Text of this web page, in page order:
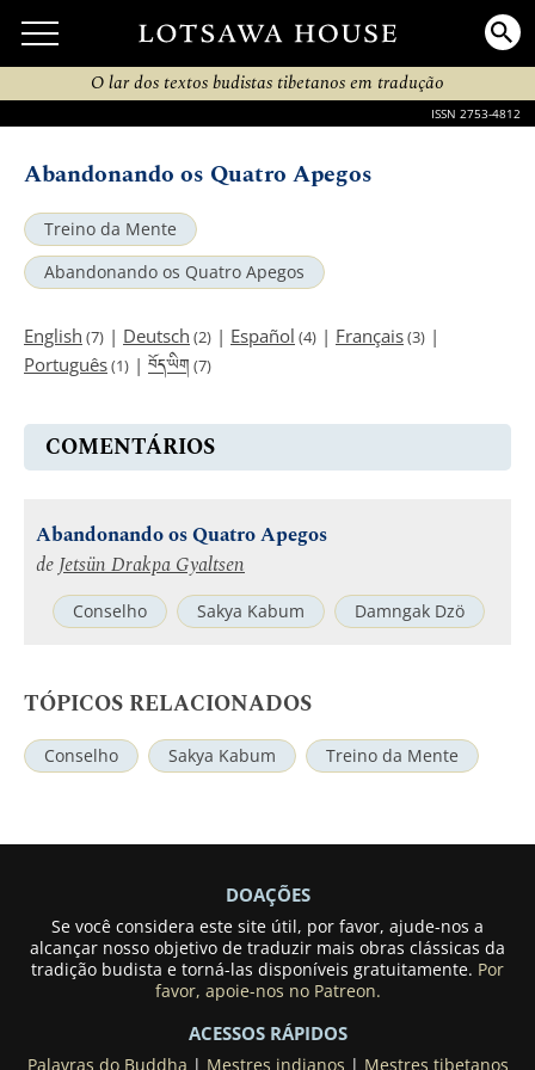
O lar dos textos budistas tibetanos em tradução
ISSN 2753-4812
Abandonando os Quatro Apegos
Treino da Mente
Abandonando os Quatro Apegos
English (7) | Deutsch (2) | Español (4) | Français(3) |
Português(1) | བོད་ཡིག (7)
COMENTÁRIOS
Abandonando os Quatro Apegos
deJetsün Drakpa Gyaltsen
Conselho Sakya Kabum Damngak Dzö
TÓPICOS RELACIONADOS
Conselho Sakya Kabum Treino da Mente
DOAÇÕES
Se você considera este site útil, por favor, ajude-nos a
alcançar nosso objetivo de traduzir mais obras clássicas da
tradição budista e torná-las disponíveis gratuitamente. Por
favor, apoie-nos no Patreon.
ACESSOS RÁPIDOS
Palavras do Buddha | Mestres indianos | Mestres tibetanos